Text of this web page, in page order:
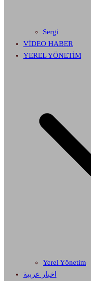
Sergi
VİDEO HABER
YEREL YÖNETİM
Yerel Yönetim
اخبار عربية